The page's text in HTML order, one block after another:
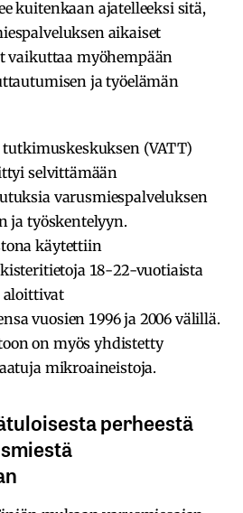
kuitenkaan ajatelleeksi sitä,
aikaiset
vaikuttaa myöhempään
ja työelämän
(VATT)
selvittämään
varusmiespalveluksen
ja työskentelyyn.
käytettiin
18-22-vuotiaista
aloittivat
vuosien 1996 ja 2006 välillä.
on myös yhdistetty
mikroaineistoja.
perheestä